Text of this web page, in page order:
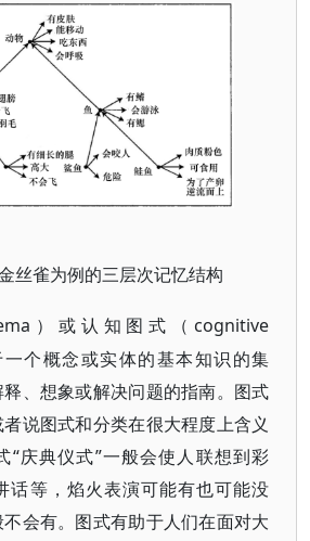
丝雀为例的三层次记忆结构
）或认知图式（cognitive
个概念或实体的基本知识的集
、想象或解决问题的指南。图式
说图式和分类在很大程度上含义
“庆典仪式”一般会使人联想到彩
话等，焰火表演可能有也可能没
会有。图式有助于人们在面对大